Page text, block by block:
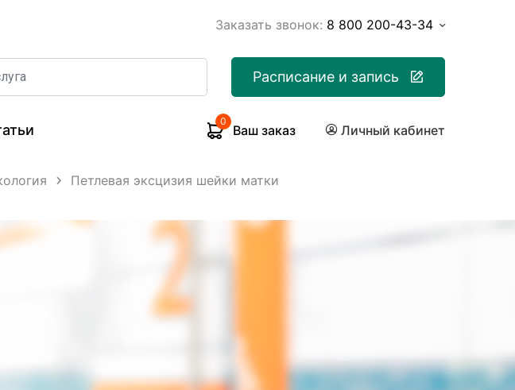
Заказать звонок: 8 800 200-43-34
Расписание и запись
0
Ваш заказ Личный кабинет
Петлевая эксцизия шейки матки